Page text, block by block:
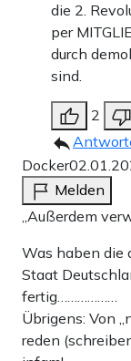
die 2.
per
durch
sind.
2
Docker
Melden
„Außerdem
Was haben die
Staat
fertig………………
Übrigens: Von
reden